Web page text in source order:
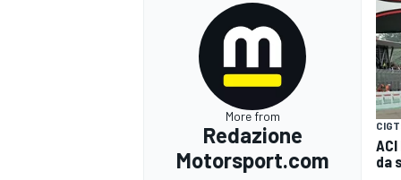
More from
Redazione
Motorsport.com
CIGT
da